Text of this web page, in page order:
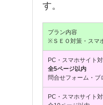
す。
プラン内容
※ＳＥＯ対策・スマ
PC・スマホサイト
全5ページ以内
問合せフォーム・ブ
PC・スマホサイト